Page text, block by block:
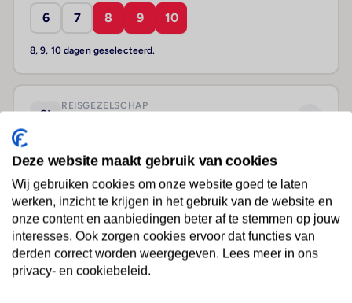
6 7 8 9 10
8, 9, 10 dagen geselecteerd.
REISGEZELSCHAP
VERTREKLUCHTHAVEN
7 luchthavens
Deze website maakt gebruik van cookies
Wij gebruiken cookies om onze website goed te laten
werken, inzicht te krijgen in het gebruik van de website en
onze content en aanbiedingen beter af te stemmen op jouw
interesses. Ook zorgen cookies ervoor dat functies van
derden correct worden weergegeven. Lees meer in ons
privacy- en cookiebeleid.